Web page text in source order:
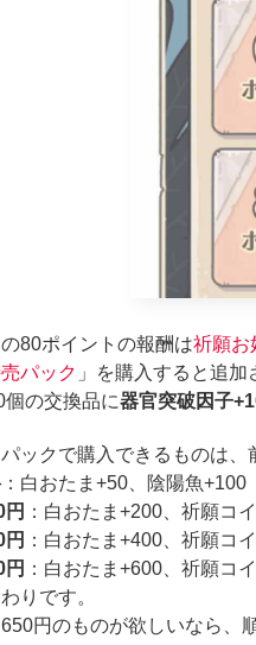
80ポイントの報酬は祈願お
パック 」を購入すると追加
の交換品に器官突破因子
ックで購入できるものは、
：白おたま+50、陰陽魚+100
円 ：白おたま+200、祈願コ
円 ：白おたま+400、祈願コ
円 ：白おたま+600、祈願コ
りです。
円のものが欲しいなら、